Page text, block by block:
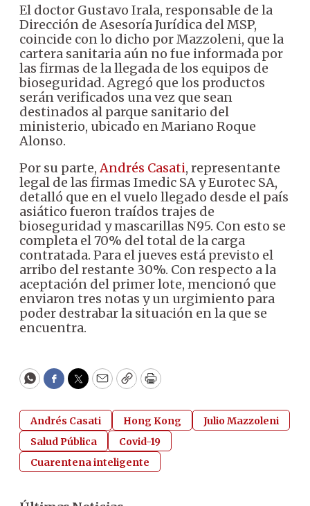
El doctor Gustavo Irala, responsable de la
Dirección de Asesoría Jurídica del MSP,
coincide con lo dicho por Mazzoleni, que la
cartera sanitaria aún no fue informada por
las firmas de la llegada de los equipos de
bioseguridad. Agregó que los productos
serán verificados una vez que sean
destinados al parque sanitario del
ministerio, ubicado en Mariano Roque
Alonso.
Por su parte,Andrés Casati, representante
legal de las firmas Imedic SA y Eurotec SA,
detalló que en el vuelo llegado desde el país
asiático fueron traídos trajes de
bioseguridad y mascarillas N95. Con esto se
completa el 70% del total de la carga
contratada. Para el jueves está previsto el
arribo del restante 30%. Con respecto a la
aceptación del primer lote, mencionó que
enviaron tres notas y un urgimiento para
poder destrabar la situación en la que se
encuentra.
WhatsApp
Facebook
Twitter
EmailCopyPrint
Andrés Casati Hong Kong
Julio Mazzoleni
Salud Pública
Covid-19
Cuarentena inteligente